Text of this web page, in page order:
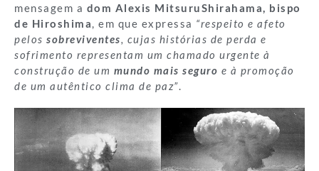
mensagem a dom Alexis MitsuruShirahama, bispo
de Hiroshima
, em que expressa “respeito e afeto
pelos sobreviventes , cujas histórias de perda e
sofrimento representam um chamado urgente à
construção de um mundo mais seguro e à promoção
de um autêntico clima de paz”